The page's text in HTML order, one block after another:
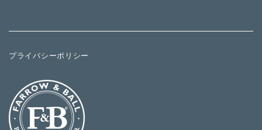
プライバシーポリシー